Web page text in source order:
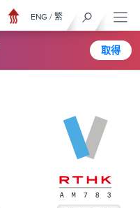
取得
ENG / 繁